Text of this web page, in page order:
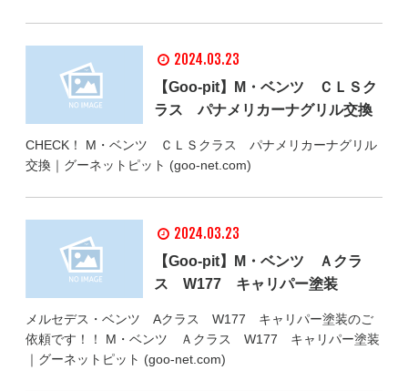
2024.03.23
【Goo-pit】M・ベンツ ＣＬＳク
ラス パナメリカーナグリル交換
CHECK！ M・ベンツ ＣＬＳクラス パナメリカーナグリル
交換｜グーネットピット (goo-net.com)
2024.03.23
【Goo-pit】M・ベンツ Ａクラ
ス W177 キャリパー塗装
メルセデス・ベンツ Aクラス W177 キャリパー塗装のご
依頼です！！ M・ベンツ Ａクラス W177 キャリパー塗装
｜グーネットピット (goo-net.com)